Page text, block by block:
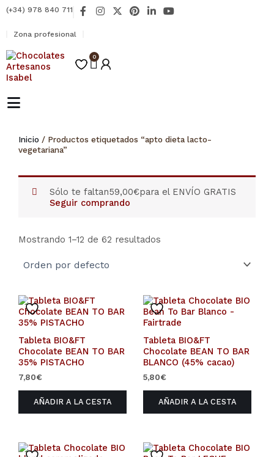
(+34) 978 840 711
F
a
o
o
I
g
r
X
P
i
L
Y
Zona profesional
0
Carrito
Inicio / Productos etiquetados “apto dieta lacto-
vegetariana”
Sólo te faltan59,00€para el ENVÍO GRATIS
Seguir comprando
Mostrando 1–12 de 62 resultados
Tableta BIO&FT
Chocolate BEAN TO BAR
35% PISTACHO
7,80€
AÑADIR A LA CESTA
Tableta BIO&FT
Chocolate BEAN TO BAR
BLANCO (45% cacao)
5,80€
AÑADIR A LA CESTA